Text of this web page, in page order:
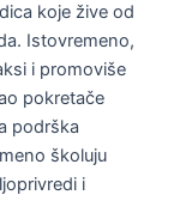
koje žive od
Istovremeno,
i promoviše
pokretače
podrška
školuju
i